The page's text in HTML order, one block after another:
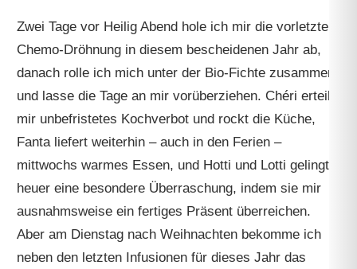
Zwei Tage vor Heilig Abend hole ich mir die vorletzte
Chemo-Dröhnung in diesem bescheidenen Jahr ab,
danach rolle ich mich unter der Bio-Fichte zusammen
und lasse die Tage an mir vorüberziehen. Chéri erteilt
mir unbefristetes Kochverbot und rockt die Küche,
Fanta liefert weiterhin – auch in den Ferien –
mittwochs warmes Essen, und Hotti und Lotti gelingt
heuer eine besondere Überraschung, indem sie mir
ausnahmsweise ein fertiges Präsent überreichen.
Aber am Dienstag nach Weihnachten bekomme ich
neben den letzten Infusionen für dieses Jahr das